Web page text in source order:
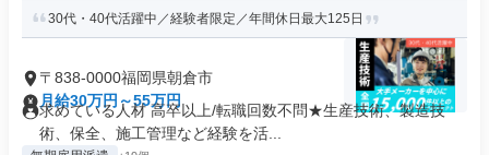
30代・40代活躍中／経験者限定／年間休日最大125日
〒838-0000福岡県朝倉市
月給30万円～55万円
求めている人材 高卒以上/転職回数不問★生産技術、製造技
術、保全、施工管理など経験を活...